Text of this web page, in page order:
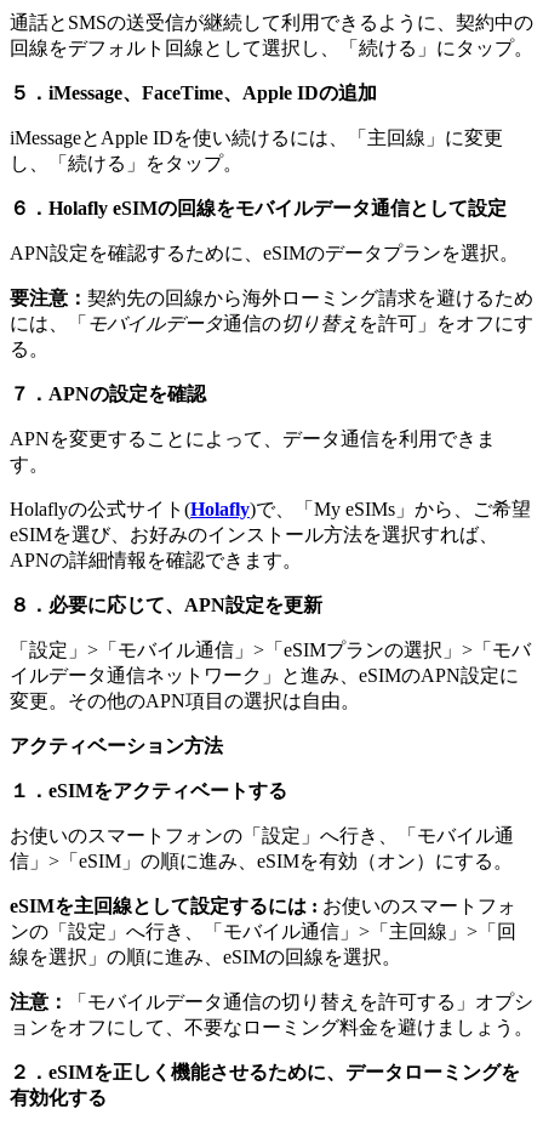
通話とSMSの送受信が継続して利用できるように、契約中の
回線をデフォルト回線として選択し、「続ける」にタップ。
５． iMessage、FaceTime、Apple IDの追加
iMessageとApple IDを使い続けるには、「主回線」に変更
し、「続ける」をタップ。
６．Holafly eSIMの回線をモバイルデータ通信として設定
APN設定を確認するために、eSIMのデータプランを選択。
要注意： 契約先の回線から海外ローミング請求を避けるため
には、「 モバイルデータ通信の切り替え を許可」をオフにす
る。
７．APNの設定を確認
APNを変更することによって、データ通信を利用できま
す。
Holaflyの公式サイト(Holafly)で、「My eSIMs」から、ご希望
eSIMを選び、お好みのインストール方法を選択すれば、
APNの詳細情報を確認できます。
８． 必要に応じて、APN設定を更新
「設定」>「モバイル通信」>「eSIMプランの選択」>「モバ
イルデータ通信ネットワーク」と進み、eSIMのAPN設定に
変更。その他のAPN項目の選択は自由。
アクティベーション方法
１．eSIMをアクティベートする
お使いのスマートフォンの「設定」へ行き、「モバイル通
信」>「eSIM」の順に進み、eSIMを有効（オン）にする。
eSIMを主回線として設定するには : お使いのスマートフォ
ンの「設定」へ行き、「モバイル通信」>「主回線」>「回
線を選択」の順に進み、eSIMの回線を選択。
注意：
「モバイルデータ通信の切り替えを許可する」オプシ
ョンをオフにして、不要なローミング料金を避けましょう。
２． eSIMを正しく機能させるために、データローミングを
有効化する